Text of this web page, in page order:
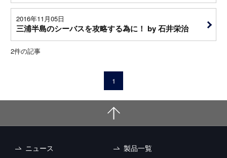
2016年11月05日
三浦半島のシーバスを攻略する為に！ by 石井栄治
2件の記事
1
ニュース
製品一覧